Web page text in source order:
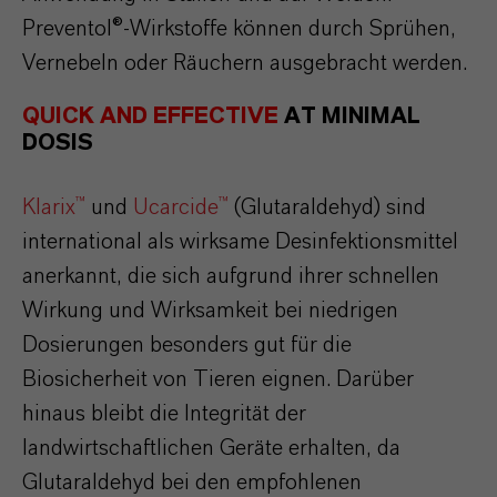
Preventol®-Wirkstoffe können durch Sprühen,
Vernebeln oder Räuchern ausgebracht werden.
QUICK AND EFFECTIVE AT MINIMAL
DOSIS
Klarix™ und Ucarcide™ (Glutaraldehyd) sind
international als wirksame Desinfektionsmittel
anerkannt, die sich aufgrund ihrer schnellen
Wirkung und Wirksamkeit bei niedrigen
Dosierungen besonders gut für die
Biosicherheit von Tieren eignen. Darüber
hinaus bleibt die Integrität der
landwirtschaftlichen Geräte erhalten, da
Glutaraldehyd bei den empfohlenen